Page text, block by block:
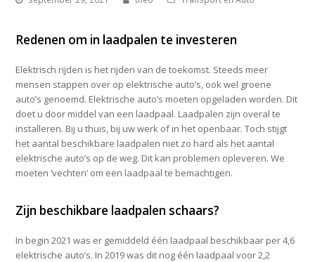
Redenen om in laadpalen te investeren
Elektrisch rijden is het rijden van de toekomst. Steeds meer
mensen stappen over op elektrische auto’s, ook wel groene
auto’s genoemd. Elektrische auto’s moeten opgeladen worden. Dit
doet u door middel van een laadpaal. Laadpalen zijn overal te
installeren. Bij u thuis, bij uw werk of in het openbaar. Toch stijgt
het aantal beschikbare laadpalen niet zo hard als het aantal
elektrische auto’s op de weg. Dit kan problemen opleveren. We
moeten ‘vechten’ om een laadpaal te bemachtigen.
Zijn beschikbare laadpalen schaars?
In begin 2021 was er gemiddeld één laadpaal beschikbaar per 4,6
elektrische auto’s. In 2019 was dit nog één laadpaal voor 2,2